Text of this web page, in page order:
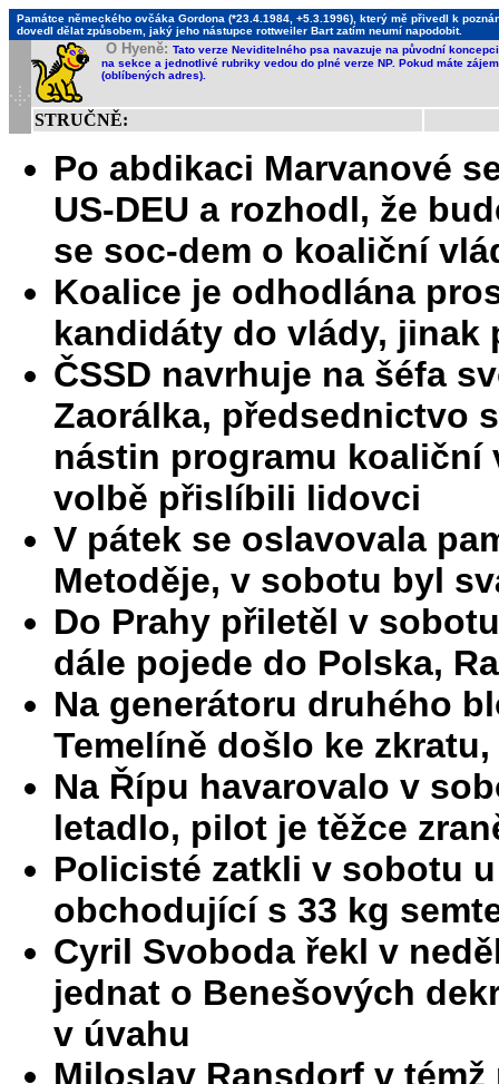
Památce německého ovčáka Gordona (*23.4.1984, +5.3.1996), který mě přivedl k
dovedl dělat způsobem, jaký jeho nástupce rottweiler Bart zatím neumí napodobit.
O Hyeně: Tato verze Neviditelného psa navazuje na původní
na sekce a jednotlivé rubriky vedou do plné verze NP. Pokud máte
(oblíbených adres).
STRUČNĚ:
Po abdikaci Marvanové
US-DEU a rozhodl, že
se soc-dem o koaliční
Koalice je odhodlána
kandidáty do vlády,
ČSSD navrhuje na šéfa
Zaorálka, předsednictvo
nástin programu
volbě přislíbili lidovci
V pátek se oslavovala
Metoděje, v sobotu byl
Do Prahy přiletěl v
dále pojede do Polska,
Na generátoru druhého
Temelíně došlo ke
Na Řípu havarovalo v
letadlo, pilot je těžce
Policisté zatkli v sobotu
obchodující s 33 kg
Cyril Svoboda řekl v
jednat o Benešových
v úvahu
Miloslav Ransdorf v